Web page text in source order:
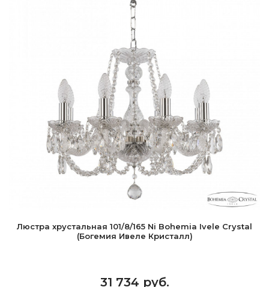
Люстра хрустальная 101/8/165 Ni Bohemia Ivele Crystal
(Богемия Ивеле Кристалл)
31 734 руб.